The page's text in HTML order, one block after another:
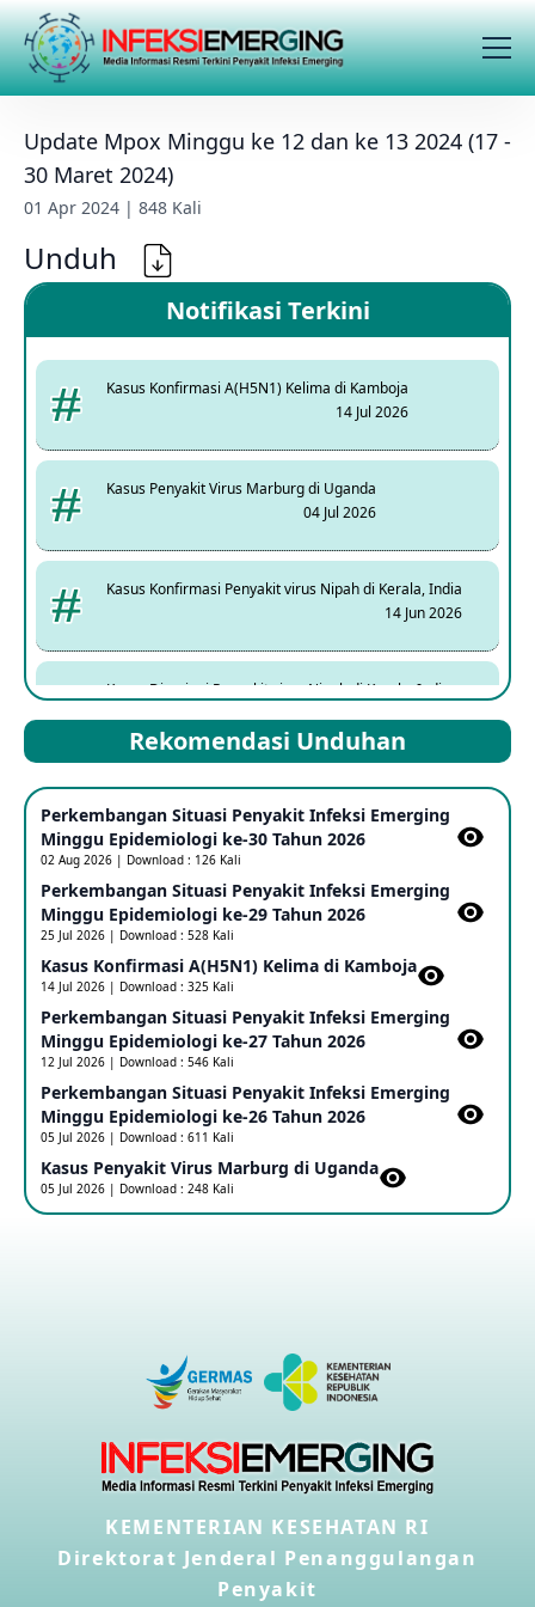
Update Mpox Minggu ke 12 dan ke 13 2024 (17 -
30 Maret 2024)
01 Apr 2024 | 848 Kali
Unduh
Notifikasi Terkini
Kasus Konfirmasi A(H5N1) Kelima di Kamboja
14 Jul 2026
Kasus Penyakit Virus Marburg di Uganda
04 Jul 2026
Kasus Konfirmasi Penyakit virus Nipah di Kerala, India
14 Jun 2026
Kasus Dicurigai Penyakit virus Nipah di Kerala, India
Mpox Clade 1b di Taiwan
25 May 2026
Update Informasi PHEIC Penyakit Ebola
23 May 2026
Penetapan Outbreak Penyakit Ebola di RD Kongo dan
Uganda Sebagai PHEIC
17 May 2026
Outbreak Penyakti Ebola di RD Kongo
16 May 2026
Kasus Konfirmasi A(H5NN6) di Cina
Penyakit virus Hanta di Kapal Pesiar Keberangkatan
04 May 2026
Penyakit Meningokokus di Vietnam
28 Apr 2026
Rekomendasi Unduhan
Perkembangan Situasi Penyakit Infeksi Emerging
Minggu Epidemiologi ke-30 Tahun 2026
02 Aug 2026 | Download : 126 Kali
Perkembangan Situasi Penyakit Infeksi Emerging
Minggu Epidemiologi ke-29 Tahun 2026
25 Jul 2026 | Download : 528 Kali
Kasus Konfirmasi A(H5N1) Kelima di Kamboja​
14 Jul 2026 | Download : 325 Kali
Perkembangan Situasi Penyakit Infeksi Emerging
Minggu Epidemiologi ke-27 Tahun 2026
12 Jul 2026 | Download : 546 Kali
Perkembangan Situasi Penyakit Infeksi Emerging
Minggu Epidemiologi ke-26 Tahun 2026
05 Jul 2026 | Download : 611 Kali
Kasus Penyakit Virus Marburg di Uganda
05 Jul 2026 | Download : 248 Kali
KEMENTERIAN KESEHATAN RI
Direktorat Jenderal Penanggulangan
Penyakit